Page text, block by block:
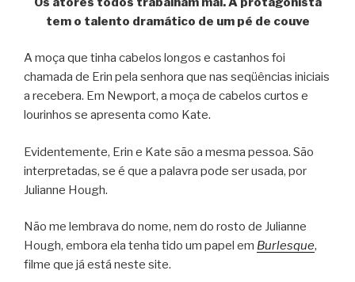
tem o talento dramático de um pé de couve
A moça que tinha cabelos longos e castanhos foi
chamada de Erin pela senhora que nas seqüências iniciais
a recebera. Em Newport, a moça de cabelos curtos e
lourinhos se apresenta como Kate.
Evidentemente, Erin e Kate são a mesma pessoa. São
interpretadas, se é que a palavra pode ser usada, por
Julianne Hough.
Não me lembrava do nome, nem do rosto de Julianne
Hough, embora ela tenha tido um papel em Burlesque,
filme que já está neste site.